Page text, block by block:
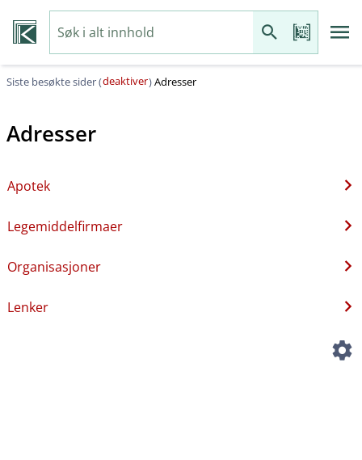
Siste besøkte sider (deaktiver)Adresser
Adresser
Apotek
Legemiddelfirmaer
Organisasjoner
Lenker